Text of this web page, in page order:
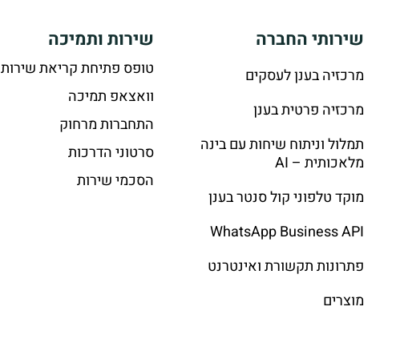
שירותי החברה
מרכזיה בענן לעסקים
מרכזיה פרטית בענן
תמלול וניתוח שיחות עם בינה
מלאכותית – AI
מוקד טלפוני קול סנטר בענן
WhatsApp Business API
פתרונות תקשורת ואינטרנט
מוצרים
שירות ותמיכה
טופס פתיחת קריאת שירות
וואצאפ תמיכה
התחברות מרחוק
סרטוני הדרכות
הסכמי שירות